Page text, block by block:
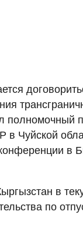
полномочный
в Чуйской
в
в
по